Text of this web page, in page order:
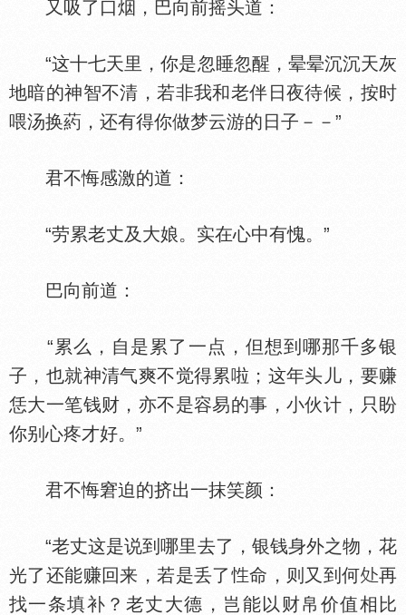
又吸了口烟，巴向前摇头道：
“这十七天里，你是忽睡忽醒，晕晕沉沉天灰
地暗的神智不清，若非我和老伴日夜待候，按时
喂汤换葯，还有得你做梦云游的日子－－”
君不悔感激的道：
“劳累老丈及大娘。实在心中有愧。”
巴向前道：
“累么，自是累了一点，但想到哪那千多银
子，也就神清气爽不觉得累啦；这年头儿，要赚
恁大一笔钱财，亦不是容易的事，小伙计，只盼
你别心疼才好。”
君不悔窘迫的挤出一抹笑颜：
“老丈这是说到哪里去了，银钱身外之物，花
光了还能赚回来，若是丢了
命，则又到何
再
找一条填补？老丈大德，岂能以财帛价值相比